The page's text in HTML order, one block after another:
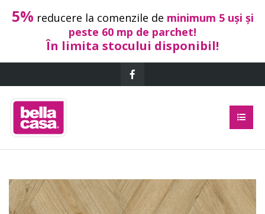
5% reducere la comenzile de minimum 5 uși și
peste 60 mp de parchet!
În limita stocului disponibil!